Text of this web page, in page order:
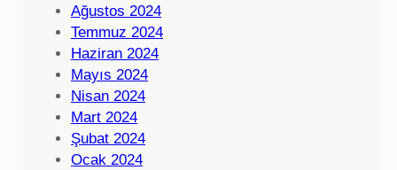
Ağustos 2024
Temmuz 2024
Haziran 2024
Mayıs 2024
Nisan 2024
Mart 2024
Şubat 2024
Ocak 2024